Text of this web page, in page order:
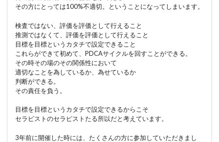
その方にとっては100%不適切。ということになってしまいます。
検査ではない、評価を評価として行えること
推測ではなくて、評価を評価として行えること
目標を目標というカタチで設定できること
これらができて初めて、PDCAサイクルを回すことができる。
その時その場のその関係性において
適切なことを為しているか、為せているか
判断ができる。
その責任を負う。
目標を目標というカタチで設定できるからこそ
セラピストのセラピストたる所以だと考えています。
3年前に開催した時には、たくさんの方に参加していただきまし